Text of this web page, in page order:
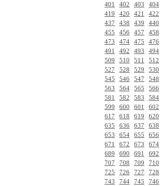
401
402 403 404
419
420 421 422
437
438 439 440
455
456 457 458
473
474 475 476
491
492 493 494
509
510 511 512
527
528 529 530
545
546 547 548
563
564 565 566
581
582 583 584
599
600 601 602
617
618 619 620
635
636 637 638
653
654 655 656
671
672 673 674
689
690 691 692
707
708 709 710
725
726 727 728
743
744 745 746